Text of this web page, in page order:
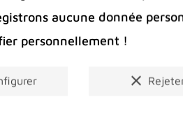
aucune donnée
personnellement !
clear